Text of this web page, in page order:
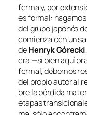
for­ma y, por
es for­mal:
del gru­po ja­po­nés
co­mien­za con un
deHenryk Górecki
cra —si bien aquí
formal, de­be­mos
del pro­pio au­tor al
bre la pér­di­da
eta­pas